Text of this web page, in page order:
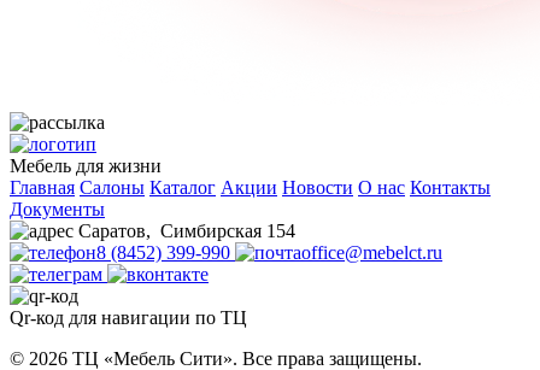
Мебель для жизни
Главная Салоны Каталог Акции Новости О нас Контакты
Документы
Саратов, Симбирская 154
8 (8452) 399-990
office@mebelct.ru
Qr-код для навигации по ТЦ
© 2026 ТЦ «Мебель Сити». Все права защищены.